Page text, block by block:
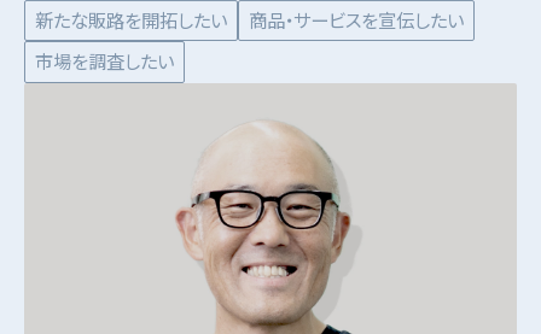
新たな販路を開拓したい
商品・サービスを宣伝したい
市場を調査したい